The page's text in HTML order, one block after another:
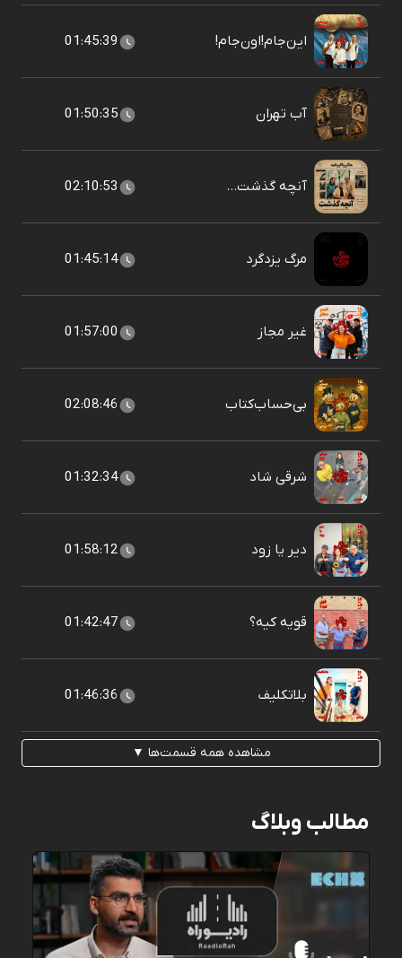
این‌جام!اون‌جام! 01:45:39
آب تهران 01:50:35
آنچه گذشت... 02:10:53
مرگ یزدگرد 01:45:14
غیر مجاز 01:57:00
بی‌حساب‌کتاب 02:08:46
شرقی شاد 01:32:34
دیر یا زود 01:58:12
قویه کیه؟ 01:42:47
بلاتکلیف 01:46:36
مشاهده همه قسمت‌ها ▼
مطالب وبلاگ